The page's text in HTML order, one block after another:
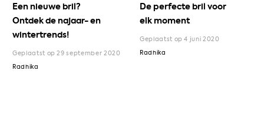
Een nieuwe bril?
Ontdek de najaar- en
wintertrends!
Geplaatst op 29 september 2020
Radhika
De perfecte bril voor
elk moment
Geplaatst op 4 juni 2020
Radhika